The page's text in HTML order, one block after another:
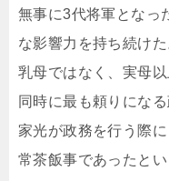
無事に3代将軍となっ
な影響力を持ち続け
乳母ではなく、実母
同時に最も頼りにな
家光が政務を行う際
常茶飯事であったとい